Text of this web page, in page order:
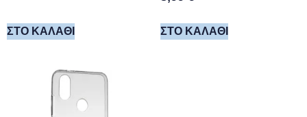
ΣΤΟ ΚΑΛΆΘΙ ΣΤΟ ΚΑΛΆΘΙ